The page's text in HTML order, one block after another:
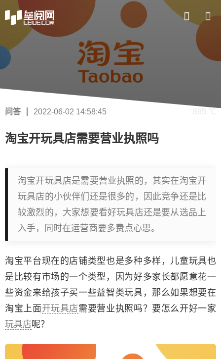
问答 2022-06-02 14:58:45 895 ℃
淘宝开玩具店需要营业执照吗
淘宝开玩具店是需要营业执照的，其实在淘宝开
玩具店的小伙伴们还是很多的，因此竞争还是比
较激烈的，大家想要看好玩具店还是要从选品上
入手，同时在运营商要多费点心思。
淘宝平台现在的店铺类型也是多种多样，儿童玩具也
是比较有市场的一个类型，因为好多家长都愿意花一
些资金来给孩子买一些益智类玩具，那么如果想要在
淘宝上面开玩具店需要营业执照吗？要怎么开好一家
玩具店呢？